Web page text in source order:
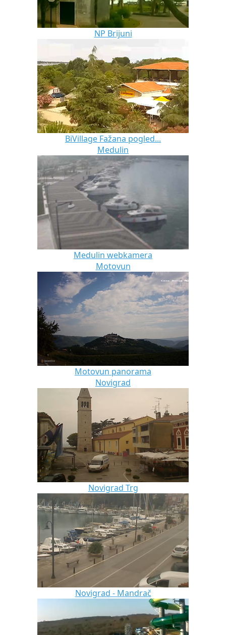
NP Brijuni
BiVillage Fažana pogled...
Medulin
Medulin webkamera
Motovun
Motovun panorama
Novigrad
Novigrad Trg
Novigrad - Mandrač